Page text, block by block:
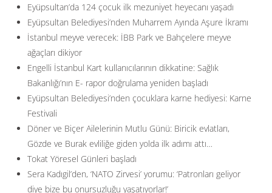
Eyüpsultan’da 124 çocuk ilk mezuniyet heyecanı yaşadı
Eyüpsultan Belediyesi’nden Muharrem Ayında Aşure İkramı
İstanbul meyve verecek: İBB Park ve Bahçelere meyve
ağaçları dikiyor
Engelli İstanbul Kart kullanıcılarının dikkatine: Sağlık
Bakanlığı’nın E- rapor doğrulama yeniden başladı
Eyüpsultan Belediyesi’nden çocuklara karne hediyesi: Karne
Festivali
Döner ve Biçer Ailelerinin Mutlu Günü: Biricik evlatları,
Gözde ve Burak evliliğe giden yolda ilk adımı attı…
Tokat Yöresel Günleri başladı
Sera Kadıgil’den, ‘NATO Zirvesi’ yorumu: ‘Patronları geliyor
diye bize bu onursuzluğu yaşatıyorlar!’